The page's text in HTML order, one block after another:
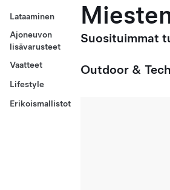
Lataaminen
Ajoneuvon
lisävarusteet
Vaatteet
Lifestyle
Erikoismallistot
Suosituimmat
Outdoor & Tech